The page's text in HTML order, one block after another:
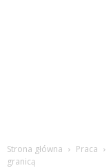
Strona główna Praca
granicą